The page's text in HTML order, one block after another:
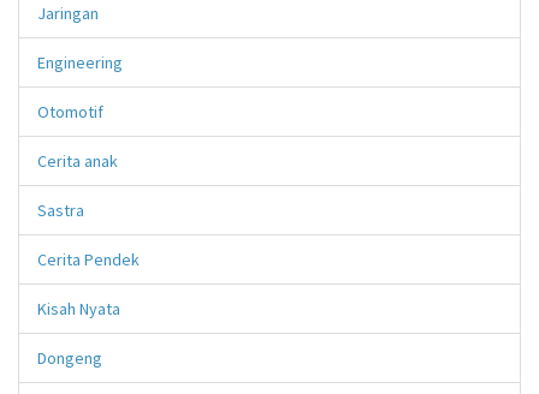
Jaringan
Engineering
Otomotif
Cerita anak
Sastra
Cerita Pendek
Kisah Nyata
Dongeng